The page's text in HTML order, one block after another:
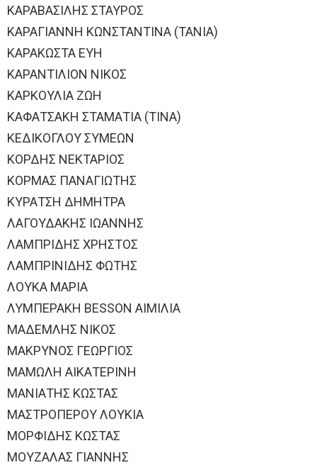
ΚΑΡΑΒΑΣΙΛΗΣ ΣΤΑΥΡΟΣ
ΚΑΡΑΓΙΑΝΝΗ ΚΩΝΣΤΑΝΤΙΝΑ (ΤΑΝΙΑ)
ΚΑΡΑΚΩΣΤΑ ΕΥΗ
ΚΑΡΑΝΤΙΛΙΟΝ ΝΙΚΟΣ
ΚΑΡΚΟΥΛΙΑ ΖΩΗ
ΚΑΦΑΤΣΑΚΗ ΣΤΑΜΑΤΙΑ (ΤΙΝΑ)
ΚΕΔΙΚΟΓΛΟΥ ΣΥΜΕΩΝ
ΚΟΡΔΗΣ ΝΕΚΤΑΡΙΟΣ
ΚΟΡΜΑΣ ΠΑΝΑΓΙΩΤΗΣ
ΚΥΡΑΤΣΗ ΔΗΜΗΤΡΑ
ΛΑΓΟΥΔΑΚΗΣ ΙΩΑΝΝΗΣ
ΛΑΜΠΡΙΔΗΣ ΧΡΗΣΤΟΣ
ΛΑΜΠΡΙΝΙΔΗΣ ΦΩΤΗΣ
ΛΟΥΚΑ ΜΑΡΙΑ
ΛΥΜΠΕΡΑΚΗ BESSON ΑΙΜΙΛΙΑ
ΜΑΔΕΜΛΗΣ ΝΙΚΟΣ
ΜΑΚΡΥΝΟΣ ΓΕΩΡΓΙΟΣ
ΜΑΜΩΛΗ ΑΙΚΑΤΕΡΙΝΗ
ΜΑΝΙΑΤΗΣ ΚΩΣΤΑΣ
ΜΑΣΤΡΟΠΕΡΟΥ ΛΟΥΚΙΑ
ΜΟΡΦΙΔΗΣ ΚΩΣΤΑΣ
ΜΟΥΖΑΛΑΣ ΓΙΑΝΝΗΣ